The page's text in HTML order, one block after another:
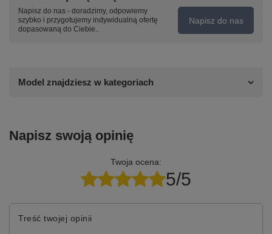
Napisz do nas - doradzimy, odpowiemy
szybko i przygotujemy indywidualną ofertę
dopasowaną do Ciebie..
Napisz do nas
Model znajdziesz w kategoriach
Napisz swoją opinię
Twoja ocena:
5/5
Treść twojej opinii